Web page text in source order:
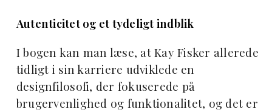
Autenticitet og et tydeligt indblik
I bogen kan man læse, at Kay Fisker allerede
tidligt i sin karriere udviklede en
designfilosofi, der fokuserede på
brugervenlighed og funktionalitet, og det er